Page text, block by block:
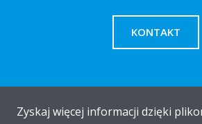
KONTAKT
O firmie
Zyskaj więcej informacji dzięki